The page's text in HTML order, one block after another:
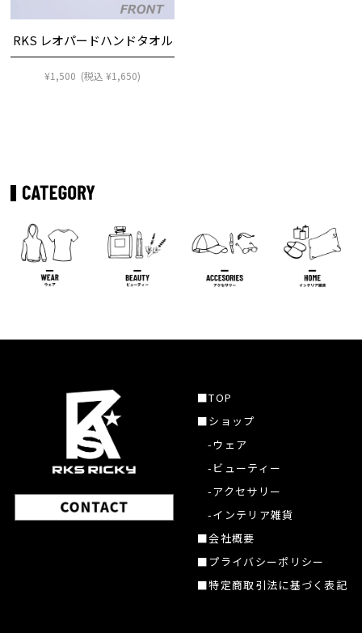
RKS レオパードハンドタオル
¥1,500 (税込 ¥1,650)
■TOP
■ショップ
-ウェア
-ビューティー
-アクセサリー
-インテリア雑貨
■会社概要
■プライバシーポリシー
■特定商取引法に基づく表記